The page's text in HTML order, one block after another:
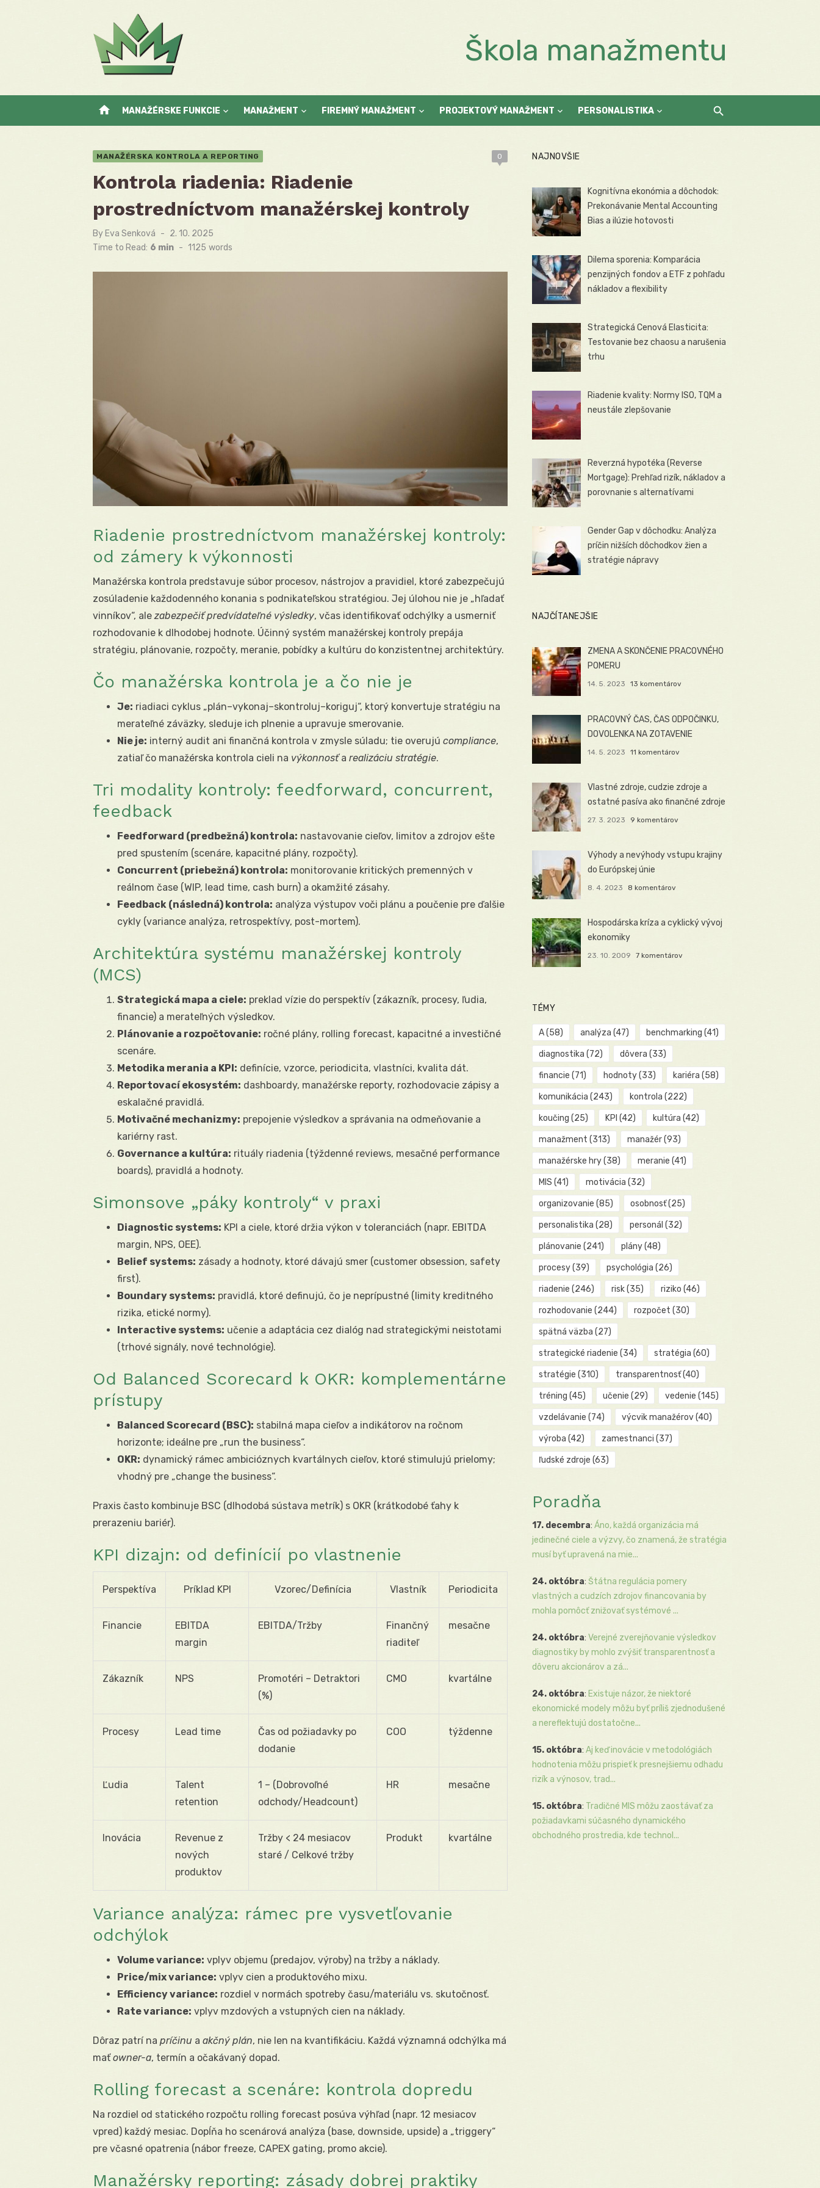
Škola manažmentu
home MANAŽÉRSKE FUNKCIE MANAŽMENT FIREMNÝ MANAŽMENT PROJEKTOVÝ MANAŽMENT PERSONALISTIKA
MANAŽÉRSKA KONTROLA A REPORTING 0
Kontrola riadenia: Riadenie
prostredníctvom manažérskej kontroly
By Eva Senková
Posted
on
2. 10. 2025
Time to Read: 6 min - 1125 words
Riadenie prostredníctvom manažérskej kontroly:
od zámery k výkonnosti
Manažérska kontrola predstavuje súbor procesov, nástrojov a pravidiel, ktoré zabezpečujú
zosúladenie každodenného konania s podnikateľskou stratégiou. Jej úlohou nie je „hľadať
vinníkov“, ale zabezpečiť predvídateľné výsledky, včas identifikovať odchýlky a usmerniť
rozhodovanie k dlhodobej hodnote. Účinný systém manažérskej kontroly prepája
stratégiu, plánovanie, rozpočty, meranie, pobídky a kultúru do konzistentnej architektúry.
Čo manažérska kontrola je a čo nie je
Je: riadiaci cyklus „plán–vykonaj–skontroluj–koriguj“, ktorý konvertuje stratégiu na
merateľné záväzky, sleduje ich plnenie a upravuje smerovanie.
Nie je: interný audit ani finančná kontrola v zmysle súladu; tie overujú compliance,
zatiaľ čo manažérska kontrola cieli na výkonnosťa realizáciu stratégie.
Tri modality kontroly: feedforward, concurrent,
feedback
Feedforward (predbežná) kontrola: nastavovanie cieľov, limitov a zdrojov ešte
pred spustením (scenáre, kapacitné plány, rozpočty).
Concurrent (priebežná) kontrola: monitorovanie kritických premenných v
reálnom čase (WIP, lead time, cash burn) a okamžité zásahy.
Feedback (následná) kontrola: analýza výstupov voči plánu a poučenie pre ďalšie
cykly (variance analýza, retrospektívy, post-mortem).
Architektúra systému manažérskej kontroly
(MCS)
Strategická mapa a ciele: preklad vízie do perspektív (zákazník, procesy, ľudia,
financie) a merateľných výsledkov.
Plánovanie a rozpočtovanie: ročné plány, rolling forecast, kapacitné a investičné
scenáre.
Metodika merania a KPI: definície, vzorce, periodicita, vlastníci, kvalita dát.
Reportovací ekosystém: dashboardy, manažérske reporty, rozhodovacie zápisy a
eskalačné pravidlá.
Motivačné mechanizmy: prepojenie výsledkov a správania na odmeňovanie a
kariérny rast.
Governance a kultúra: rituály riadenia (týždenné reviews, mesačné performance
boards), pravidlá a hodnoty.
Simonsove „páky kontroly“ v praxi
Diagnostic systems: KPI a ciele, ktoré držia výkon v toleranciách (napr. EBITDA
margin, NPS, OEE).
Belief systems: zásady a hodnoty, ktoré dávajú smer (customer obsession, safety
first).
Boundary systems: pravidlá, ktoré definujú, čo je neprípustné (limity kreditného
rizika, etické normy).
Interactive systems: učenie a adaptácia cez dialóg nad strategickými neistotami
(trhové signály, nové technológie).
Od Balanced Scorecard k OKR: komplementárne
prístupy
Balanced Scorecard (BSC): stabilná mapa cieľov a indikátorov na ročnom
horizonte; ideálne pre „run the business“.
OKR: dynamický rámec ambicióznych kvartálnych cieľov, ktoré stimulujú prielomy;
vhodný pre „change the business“.
Praxis často kombinuje BSC (dlhodobá sústava metrík) s OKR (krátkodobé ťahy k
prerazeniu bariér).
KPI dizajn: od definícií po vlastnenie
Perspektíva Príklad KPI Vzorec/Definícia Vlastník Periodicita
Financie
EBITDA
margin
EBITDA/Tržby
Finančný
riaditeľ
mesačne
Zákazník NPS
Promotéri – Detraktori
(%)
CMO kvartálne
Procesy Lead time
Čas od požiadavky po
dodanie
COO týždenne
Ľudia
Talent
retention
1 – (Dobrovoľné
odchody/Headcount)
HR mesačne
Inovácia
Revenue z
nových
produktov
Tržby < 24 mesiacov
staré / Celkové tržby
Produkt kvartálne
Variance analýza: rámec pre vysvetľovanie
odchýlok
Volume variance: vplyv objemu (predajov, výroby) na tržby a náklady.
Price/mix variance: vplyv cien a produktového mixu.
Efficiency variance: rozdiel v normách spotreby času/materiálu vs. skutočnosť.
Rate variance: vplyv mzdových a vstupných cien na náklady.
Dôraz patrí na príčinu a akčný plán, nie len na kvantifikáciu. Každá významná odchýlka má
maťowner-a, termín a očakávaný dopad.
Rolling forecast a scenáre: kontrola dopredu
Na rozdiel od statického rozpočtu rolling forecast posúva výhľad (napr. 12 mesiacov
vpred) každý mesiac. Dopĺňa ho scenárová analýza (base, downside, upside) a „triggery“
pre včasné opatrenia (nábor freeze, CAPEX gating, promo akcie).
Manažérsky reporting: zásady dobrej praktiky
NAJNOVŠIE
Kognitívna ekonómia a dôchodok:
Prekonávanie Mental Accounting
Bias a ilúzie hotovosti
Dilema sporenia: Komparácia
penzijných fondov a ETF z pohľadu
nákladov a flexibility
Strategická Cenová Elasticita:
Testovanie bez chaosu a narušenia
trhu
Riadenie kvality: Normy ISO, TQM a
neustále zlepšovanie
Reverzná hypotéka (Reverse
Mortgage): Prehľad rizík, nákladov a
porovnanie s alternatívami
Gender Gap v dôchodku: Analýza
príčin nižších dôchodkov žien a
stratégie nápravy
NAJČÍTANEJŠIE
ZMENA A SKONČENIE PRACOVNÉHO
POMERU
14. 5. 2023 13 komentárov
PRACOVNÝ ČAS, ČAS ODPOČINKU,
DOVOLENKA NA ZOTAVENIE
14. 5. 2023 11 komentárov
Vlastné zdroje, cudzie zdroje a
ostatné pasíva ako finančné zdroje
27. 3. 2023 9 komentárov
Výhody a nevýhody vstupu krajiny
do Európskej únie
8. 4. 2023 8 komentárov
Hospodárska kríza a cyklický vývoj
ekonomiky
23. 10. 2009 7 komentárov
TÉMY
A(58) analýza (47) benchmarking (41)
diagnostika (72) dôvera (33)
financie (71) hodnoty(33) kariéra (58)
komunikácia (243) kontrola (222)
koučing (25) KPI (42) kultúra (42)
manažment (313) manažér(93)
manažérske hry(38) meranie (41)
MIS (41) motivácia (32)
organizovanie (85) osobnosť(25)
personalistika (28) personál (32)
plánovanie (241) plány(48)
procesy(39) psychológia (26)
riadenie (246) risk(35) riziko (46)
rozhodovanie (244) rozpočet (30)
spätná väzba (27)
strategické riadenie (34) stratégia (60)
stratégie (310) transparentnosť(40)
tréning (45) učenie (29) vedenie (145)
vzdelávanie (74) výcvik manažérov(40)
výroba (42) zamestnanci (37)
ľudské zdroje (63)
Poradňa
17. decembra: Áno, každá organizácia má
jedinečné ciele a výzvy, čo znamená, že stratégia
musí byť upravená na mie...
24. októbra: Štátna regulácia pomery
vlastných a cudzích zdrojov financovania by
mohla pomôcť znižovať systémové ...
24. októbra: Verejné zverejňovanie výsledkov
diagnostiky by mohlo zvýšiť transparentnosť a
dôveru akcionárov a zá...
24. októbra: Existuje názor, že niektoré
ekonomické modely môžu byť príliš zjednodušené
a nereflektujú dostatočne...
15. októbra: Aj keď inovácie v metodológiách
hodnotenia môžu prispieť k presnejšiemu odhadu
rizík a výnosov, trad...
15. októbra: Tradičné MIS môžu zaostávať za
požiadavkami súčasného dynamického
obchodného prostredia, kde technol...